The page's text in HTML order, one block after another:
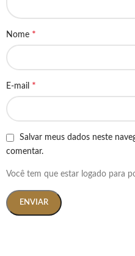
Nome *
E-mail *
Salvar meus dados neste
comentar.
Você tem que estar logado para